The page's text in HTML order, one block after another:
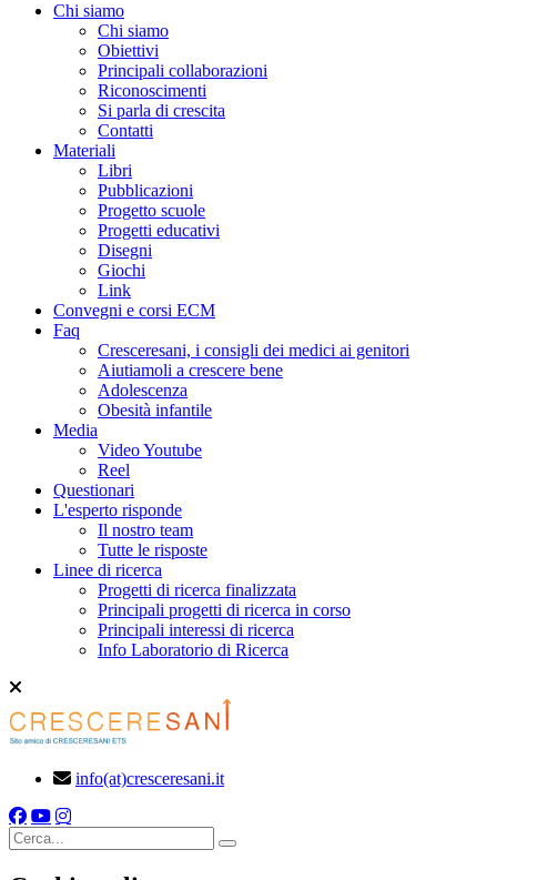
Chi siamo
Chi siamo
Obiettivi
Principali collaborazioni
Riconoscimenti
Si parla di crescita
Contatti
Materiali
Libri
Pubblicazioni
Progetto scuole
Progetti educativi
Disegni
Giochi
Link
Convegni e corsi ECM
Faq
Cresceresani, i consigli dei medici ai genitori
Aiutiamoli a crescere bene
Adolescenza
Obesità infantile
Media
Video Youtube
Reel
Questionari
L'esperto risponde
Il nostro team
Tutte le risposte
Linee di ricerca
Progetti di ricerca finalizzata
Principali progetti di ricerca in corso
Principali interessi di ricerca
Info Laboratorio di Ricerca
info(at)cresceresani.it
Cerca